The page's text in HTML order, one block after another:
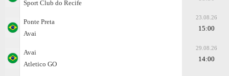
Sport Club do Recife
Ponte Preta
Avai
23.08.26
15:00
Avai
Atletico GO
29.08.26
14:00